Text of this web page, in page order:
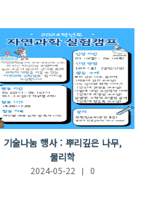
기술나눔 행사 : 뿌리깊은 나무,
물리학
2024-05-22 0